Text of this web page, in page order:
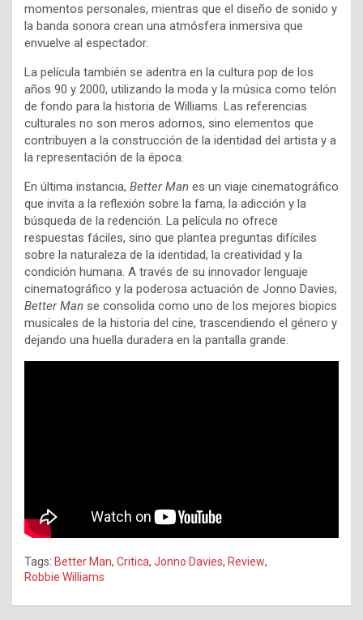
momentos personales, mientras que el diseño de sonido y
la banda sonora crean una atmósfera inmersiva que
envuelve al espectador.
La película también se adentra en la cultura pop de los
años 90 y 2000, utilizando la moda y la música como telón
de fondo para la historia de Williams. Las referencias
culturales no son meros adornos, sino elementos que
contribuyen a la construcción de la identidad del artista y a
la representación de la época.
En última instancia, Better Man es un viaje cinematográfico
que invita a la reflexión sobre la fama, la adicción y la
búsqueda de la redención. La película no ofrece
respuestas fáciles, sino que plantea preguntas difíciles
sobre la naturaleza de la identidad, la creatividad y la
condición humana. A través de su innovador lenguaje
cinematográfico y la poderosa actuación de Jonno Davies,
Better Man se consolida como uno de los mejores biopics
musicales de la historia del cine, trascendiendo el género y
dejando una huella duradera en la pantalla grande.
Tags: Better Man, Critica, Jonno Davies, Review,
Robbie Williams